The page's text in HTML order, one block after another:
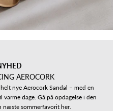
AEROCORK
nye Aerocork Sandal – med en
dage. Gå på opdagelse i den
næste sommerfavorit her.